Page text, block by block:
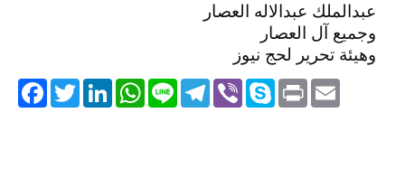
عبدالملك عبدالاله العصار
وجميع آل العصار
وهيئة تحرير لحج نيوز
TwitterLinkedIn
WhatsApp Line
Telegram ViberSkype PrintEmail